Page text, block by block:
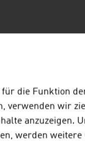
/
die Funktion
verwenden wir
anzuzeigen.
werden weitere